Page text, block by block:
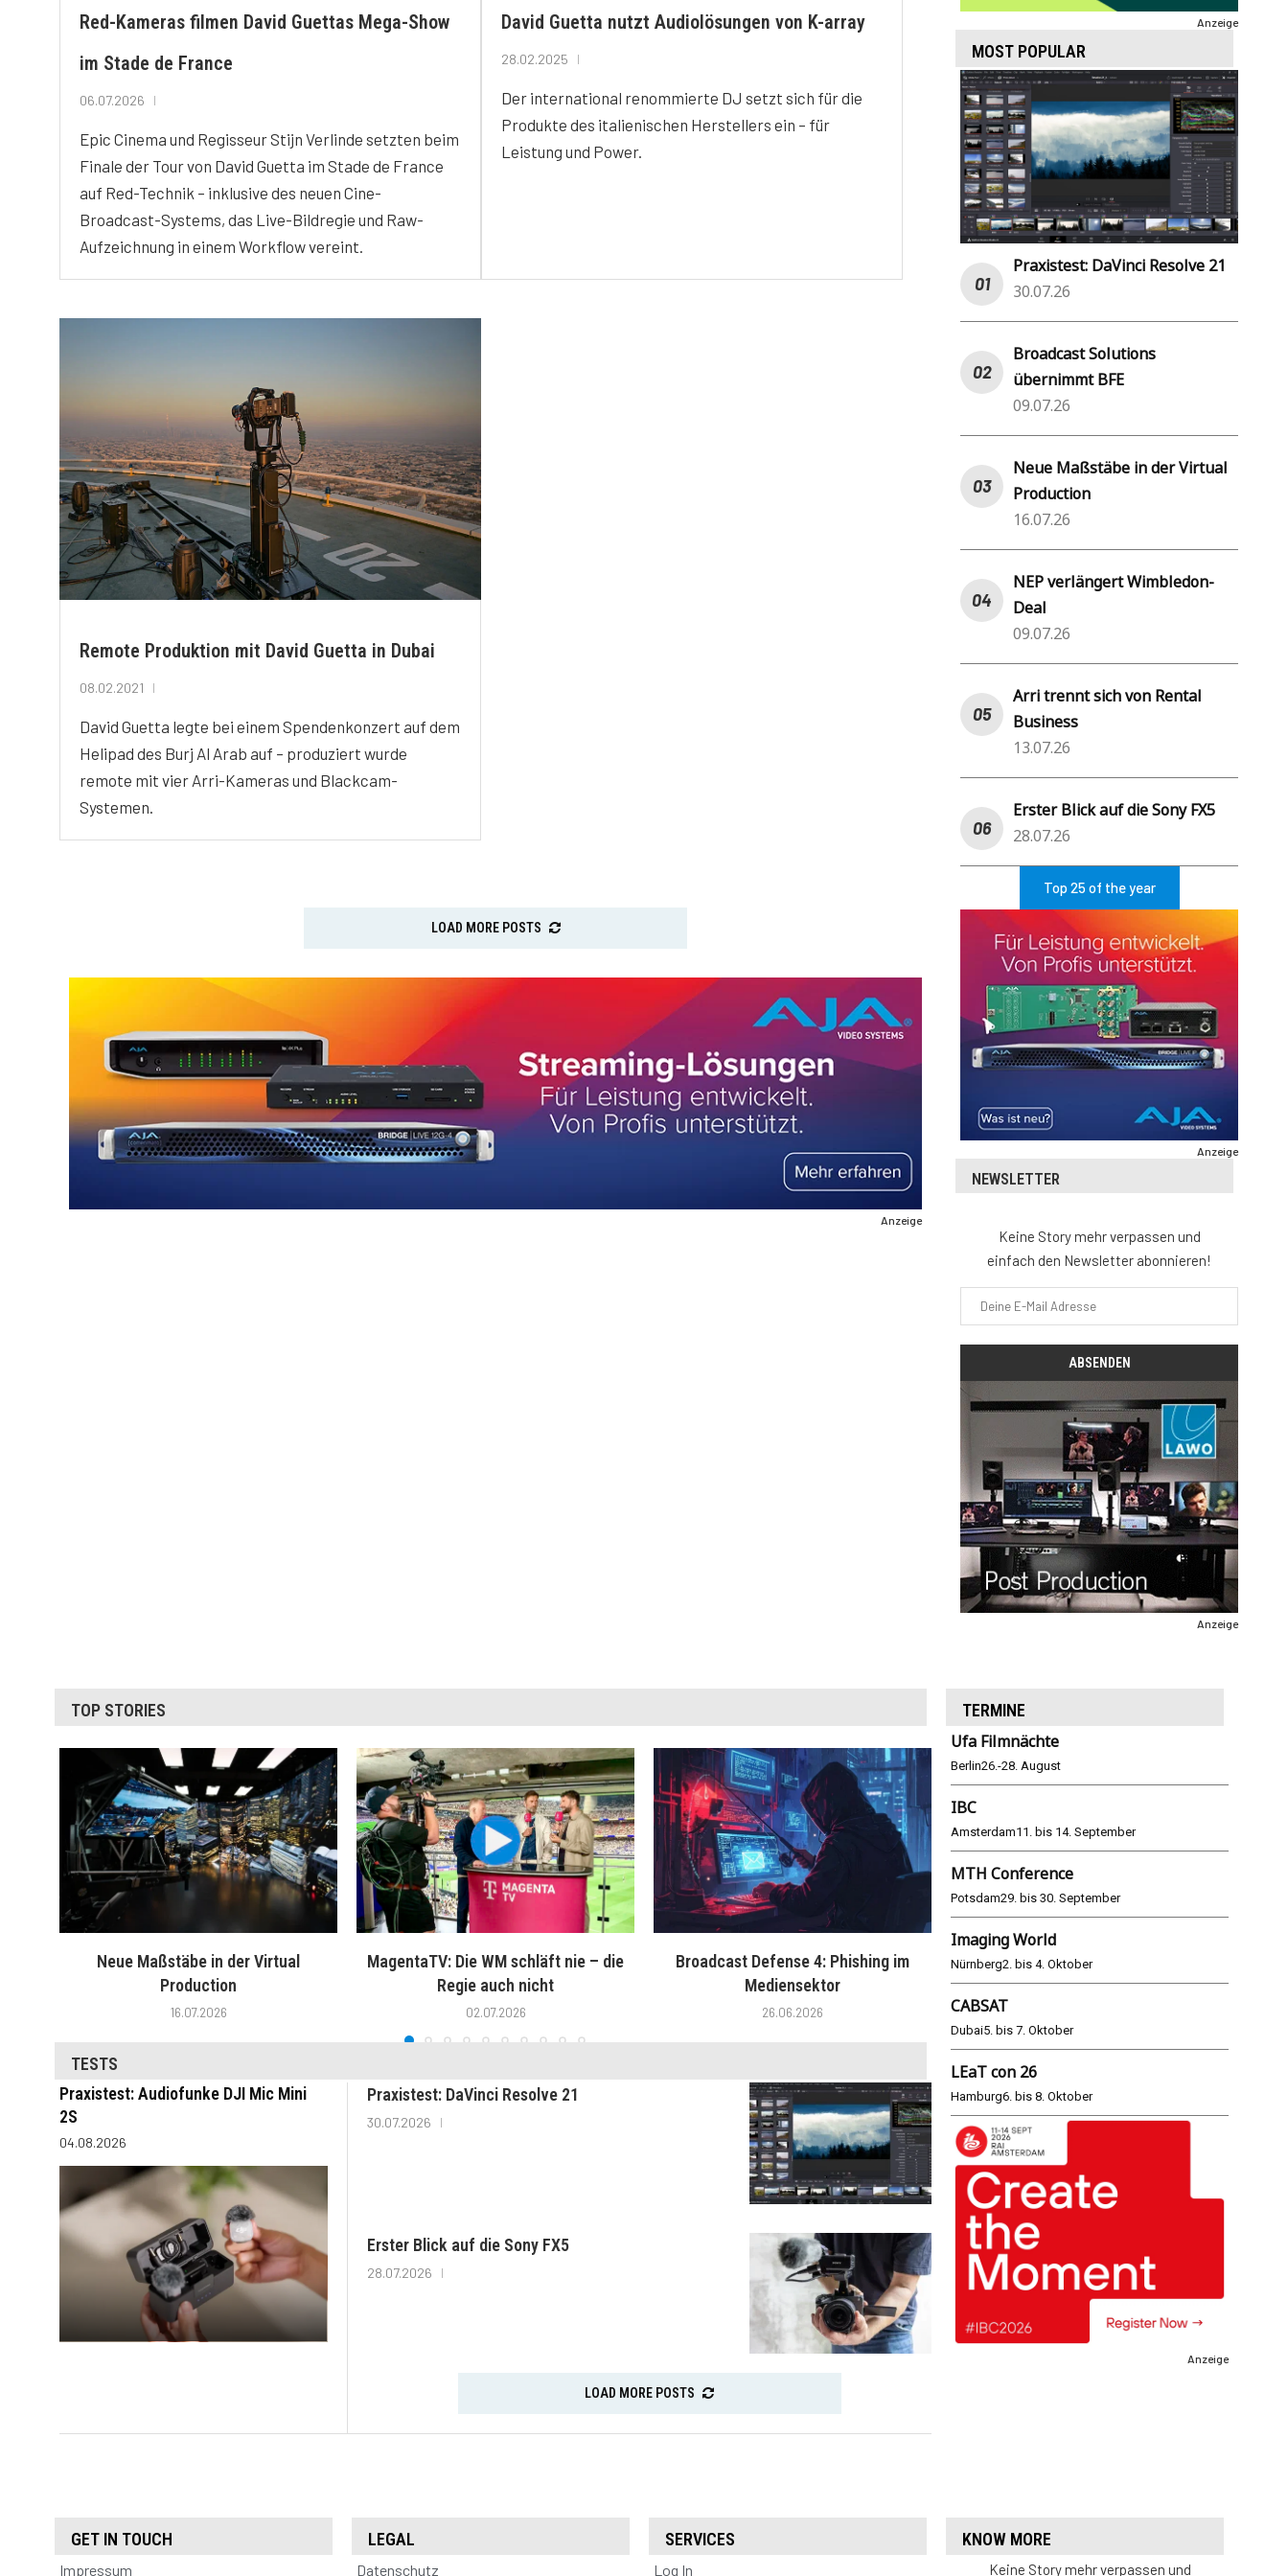
Red-Kameras filmen David Guettas Mega-Show
im Stade de France
06.07.2026
Epic Cinema und Regisseur Stijn Verlinde setzten beim
Finale der Tour von David Guetta im Stade de France
auf Red-Technik – inklusive des neuen Cine-
Broadcast-Systems, das Live-Bildregie und Raw-
Aufzeichnung in einem Workflow vereint.
David Guetta nutzt Audiolösungen von K-array
28.02.2025
Der international renommierte DJ setzt sich für die
Produkte des italienischen Herstellers ein – für
Leistung und Power.
Remote Produktion mit David Guetta in Dubai
08.02.2021
David Guetta legte bei einem Spendenkonzert auf dem
Helipad des Burj Al Arab auf – produziert wurde
remote mit vier Arri-Kameras und Blackcam-
Systemen.
LOAD MORE POSTS
Anzeige
Anzeige
MOST POPULAR
Praxistest: DaVinci Resolve 21
30.07.26
Broadcast Solutions
übernimmt BFE
09.07.26
Neue Maßstäbe in der Virtual
Production
16.07.26
NEP verlängert Wimbledon-
Deal
09.07.26
Arri trennt sich von Rental
Business
13.07.26
Erster Blick auf die Sony FX5
28.07.26
Top 25 of the year
Anzeige
NEWSLETTER
Keine Story mehr verpassen und
einfach den Newsletter abonnieren!
Anzeige
TOP STORIES
Neue Maßstäbe in der Virtual
Production
16.07.2026
MagentaTV: Die WM schläft nie – die
Regie auch nicht
02.07.2026
Broadcast Defense 4: Phishing im
Mediensektor
26.06.2026
WM 2026: ARD und ZDF im Remote-
Modus
TESTS
Praxistest: Audiofunke DJI Mic Mini
2S
04.08.2026
Praxistest: DaVinci Resolve 21
30.07.2026
Erster Blick auf die Sony FX5
28.07.2026
LOAD MORE POSTS
TERMINE
Ufa Filmnächte
Berlin26.-28. August
IBC
Amsterdam11. bis 14. September
MTH Conference
Potsdam29. bis 30. September
Imaging World
Nürnberg2. bis 4. Oktober
CABSAT
Dubai5. bis 7. Oktober
LEaT con 26
Hamburg6. bis 8. Oktober
Anzeige
GET IN TOUCH
Impressum
LEGAL
Datenschutz
SERVICES
Log In
KNOW MORE
Keine Story mehr verpassen und